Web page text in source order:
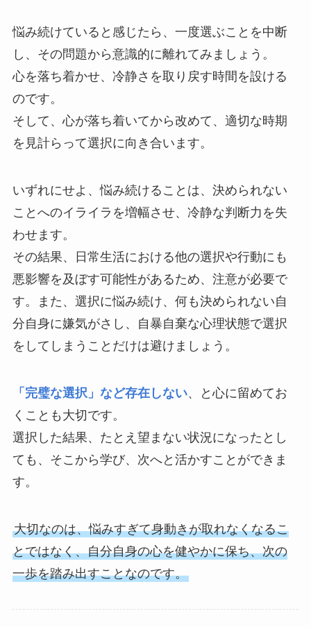
悩み続けていると感じたら、一度選ぶことを中断
し、その問題から意識的に離れてみましょう。
心を落ち着かせ、冷静さを取り戻す時間を設ける
のです。
そして、心が落ち着いてから改めて、適切な時期
を見計らって選択に向き合います。
いずれにせよ、悩み続けることは、決められない
ことへのイライラを増幅させ、冷静な判断力を失
わせます。
その結果、日常生活における他の選択や行動にも
悪影響を及ぼす可能性があるため、注意が必要で
す。また、選択に悩み続け、何も決められない自
分自身に嫌気がさし、自暴自棄な心理状態で選択
をしてしまうことだけは避けましょう。
「完璧な選択」など存在しない、と心に留めてお
くことも大切です。
選択した結果、たとえ望まない状況になったとし
ても、そこから学び、次へと活かすことができま
す。
大切なのは、悩みすぎて身動きが取れなくなるこ
とではなく、自分自身の心を健やかに保ち、次の
一歩を踏み出すことなのです。